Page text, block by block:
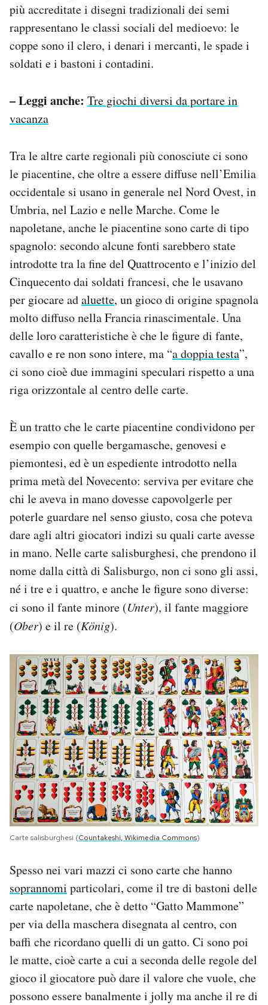
più accreditate i disegni tradizionali dei semi
rappresentano le classi sociali del medioevo: le
coppe sono il clero, i denari i mercanti, le spade i
soldati e i bastoni i contadini.
– Leggi anche: Tre giochi diversi da portare in
vacanza
Tra le altre carte regionali più conosciute ci sono
le piacentine, che oltre a essere diffuse nell’Emilia
occidentale si usano in generale nel Nord Ovest, in
Umbria, nel Lazio e nelle Marche. Come le
napoletane, anche le piacentine sono carte di tipo
spagnolo: secondo alcune fonti sarebbero state
introdotte tra la fine del Quattrocento e l’inizio del
Cinquecento dai soldati francesi, che le usavano
per giocare adaluette, un gioco di origine spagnola
molto diffuso nella Francia rinascimentale. Una
delle loro caratteristiche è che le figure di fante,
cavallo e re non sono intere, ma “a doppia testa”,
ci sono cioè due immagini speculari rispetto a una
riga orizzontale al centro delle carte.
È un tratto che le carte piacentine condividono per
esempio con quelle bergamasche, genovesi e
piemontesi, ed è un espediente introdotto nella
prima metà del Novecento: serviva per evitare che
chi le aveva in mano dovesse capovolgerle per
poterle guardare nel senso giusto, cosa che poteva
dare agli altri giocatori indizi su quali carte avesse
in mano. Nelle carte salisburghesi, che prendono il
nome dalla città di Salisburgo, non ci sono gli assi,
né i tre e i quattro, e anche le figure sono diverse:
ci sono il fante minore (Unter), il fante maggiore
(Ober) e il re (König).
Carte salisburghesi (Countakeshi, Wikimedia Commons)
Spesso nei vari mazzi ci sono carte che hanno
soprannomi particolari, come il tre di bastoni delle
carte napoletane, che è detto “Gatto Mammone”
per via della maschera disegnata al centro, con
baffi che ricordano quelli di un gatto. Ci sono poi
le matte, cioè carte a cui a seconda delle regole del
gioco il giocatore può dare il valore che vuole, che
possono essere banalmente i jolly ma anche il re di